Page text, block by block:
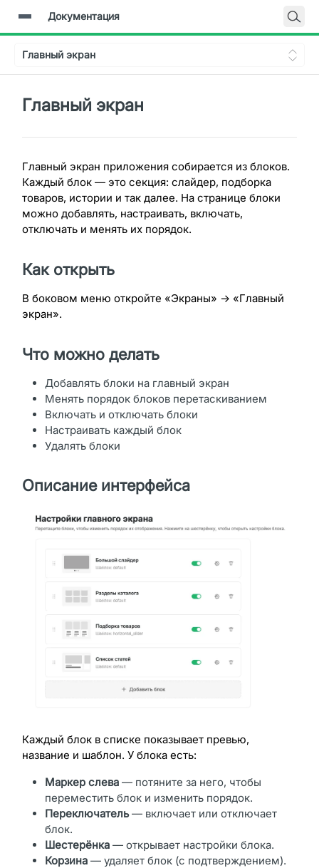
Документация
Главная
Главный экран
Главный экран
Главный экран приложения собирается из блоков.
Каждый блок — это секция: слайдер, подборка
товаров, истории и так далее. На странице блоки
можно добавлять, настраивать, включать,
отключать и менять их порядок.
Как открыть
В боковом меню откройте «Экраны» → «Главный
экран».
Что можно делать
Добавлять блоки на главный экран
Менять порядок блоков перетаскиванием
Включать и отключать блоки
Настраивать каждый блок
Удалять блоки
Описание интерфейса
Каждый блок в списке показывает превью,
название и шаблон. У блока есть:
Маркер слева — потяните за него, чтобы
переместить блок и изменить порядок.
Переключатель— включает или отключает
блок.
Шестерёнка — открывает настройки блока.
Корзина — удаляет блок (с подтверждением).